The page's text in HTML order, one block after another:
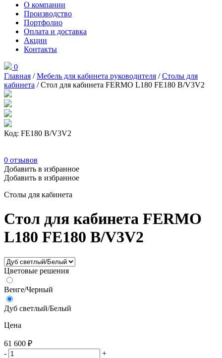
О компании
Производство
Портфолио
Оплата и доставка
Акции
Контакты
0
Главная /Мебель для кабинета руководителя /Столы для
кабинета / Стол для кабинета FERMO L180 FE180 B/V3V2
Код: FE180 B/V3V2
0 отзывов
Добавить в избранное
Добавить в избранное
Столы для кабинета
Стол для кабинета FERMO
L180 FE180 B/V3V2
Цветовые решения
Венге/Черный
Дуб светлый/Белый
Цена
61 600 ₽
-
+